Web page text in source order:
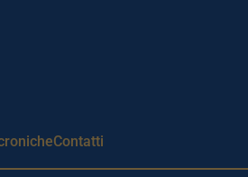
Contatti